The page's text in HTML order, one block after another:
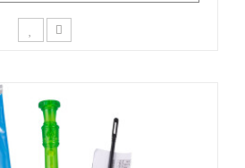
инструмента и нужно
их направить в этом.
звук блокфлейты является
способов с детства развивать
В тоже время, дети будут у..